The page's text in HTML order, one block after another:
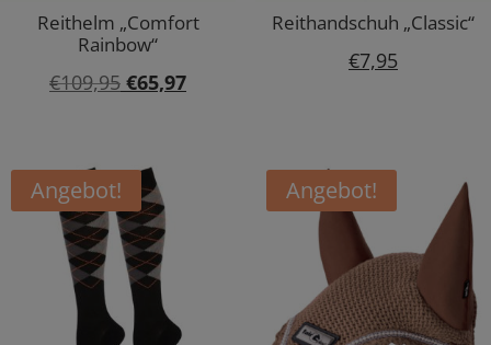
Reithelm „Comfort
Rainbow“
€109,95 Ursprünglicher
€109,95
€65,97Aktueller
Reithandschuh „Classic“
€7,95
Angebot! Angebot!